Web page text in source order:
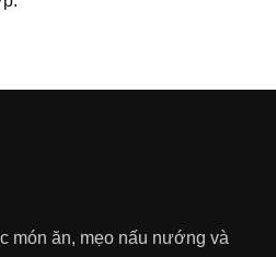
món ăn, mẹo nấu nướng và